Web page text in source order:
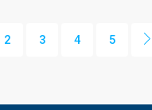
2 3 4 5